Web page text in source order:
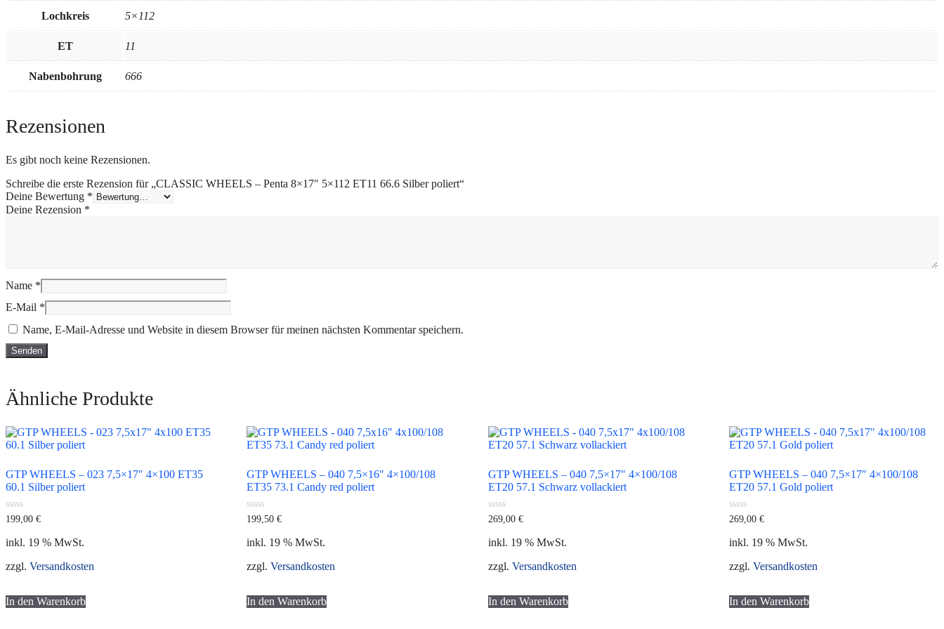
Lochkreis 5×112
ET 11
Nabenbohrung 666
Rezensionen
Es gibt noch keine Rezensionen.
Schreibe die erste Rezension für „CLASSIC WHEELS – Penta 8×17″ 5×112 ET11 66.6 Silber poliert“
Deine Bewertung *
Deine Rezension *
Name *
E-Mail *
Name, E-Mail-Adresse und Website in diesem Browser für meinen nächsten Kommentar speichern.
Ähnliche Produkte
GTP WHEELS – 023 7,5×17″ 4×100 ET35
60.1 Silber poliert
0
5
199,00 €
inkl. 19 % MwSt.
zzgl. Versandkosten
In den Warenkorb
GTP WHEELS – 040 7,5×16″ 4×100/108
ET35 73.1 Candy red poliert
0
5
199,50€
inkl. 19 % MwSt.
zzgl.Versandkosten
In den Warenkorb
GTP WHEELS – 040 7,5×17″ 4×100/108
ET20 57.1 Schwarz vollackiert
0
5
269,00 €
inkl. 19 % MwSt.
zzgl. Versandkosten
In den Warenkorb
GTP WHEELS – 040 7,5×17″ 4×100/108
ET20 57.1 Gold poliert
0
5
269,00 €
inkl. 19 % MwSt.
zzgl. Versandkosten
In den Warenkorb